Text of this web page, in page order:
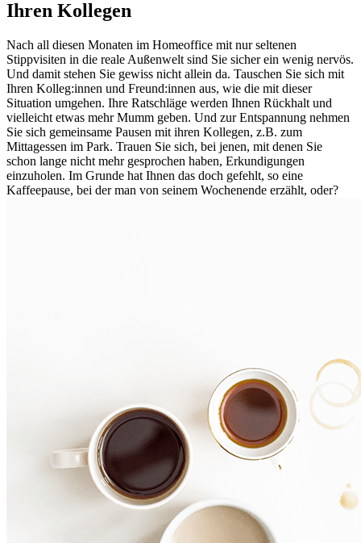
Ihren Kollegen
Nach all diesen Monaten im Homeoffice mit nur seltenen
Stippvisiten in die reale Außenwelt sind Sie sicher ein wenig nervös.
Und damit stehen Sie gewiss nicht allein da. Tauschen Sie sich mit
Ihren Kolleg:innen und Freund:innen aus, wie die mit dieser
Situation umgehen. Ihre Ratschläge werden Ihnen Rückhalt und
vielleicht etwas mehr Mumm geben. Und zur Entspannung nehmen
Sie sich gemeinsame Pausen mit ihren Kollegen, z.B. zum
Mittagessen im Park. Trauen Sie sich, bei jenen, mit denen Sie
schon lange nicht mehr gesprochen haben, Erkundigungen
einzuholen. Im Grunde hat Ihnen das doch gefehlt, so eine
Kaffeepause, bei der man von seinem Wochenende erzählt, oder?